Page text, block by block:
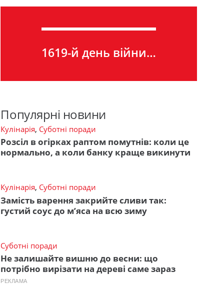
1619-й день війни…
Популярні новини
Кулінарія, Суботні поради
Розсіл в огірках раптом помутнів: коли це
нормально, а коли банку краще викинути
Кулінарія, Суботні поради
Замість варення закрийте сливи так:
густий соус до м’яса на всю зиму
Суботні поради
Не залишайте вишню до весни: що
потрібно вирізати на дереві саме зараз
РЕКЛАМА